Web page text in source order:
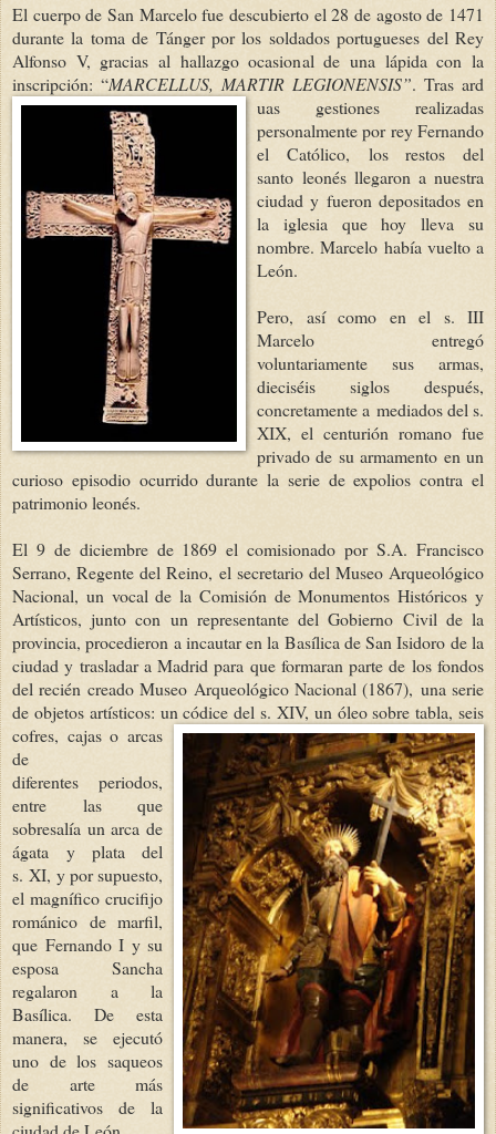
El cuerpo de San Marcelo fue descubierto el 28 de agosto de 1471
durante la toma de Tánger por los soldados portugueses del Rey
Alfonso V, gracias al hallazgo ocasional de una lápida con la
inscripción: “MARCELLUS, MARTIR LEGIONENSIS”. Tras ard
uas gestiones realizadas
personalmente por rey Fernando
el Católico, los restos del
santo leonés llegaron a nuestra
ciudad y fueron depositados en
la iglesia que hoy lleva su
nombre. Marcelo había vuelto a
León.
Pero, así como en el s. III
Marcelo entregó
voluntariamente sus armas,
dieciséis siglos después,
concretamente a mediados del s.
XIX, el centurión romano fue
privado de su armamento en un
curioso episodio ocurrido durante la serie de expolios contra el
patrimonio leonés.
El 9 de diciembre de 1869 el comisionado por S.A. Francisco
Serrano, Regente del Reino, el secretario del Museo Arqueológico
Nacional, un vocal de la Comisión de Monumentos Históricos y
Artísticos, junto con un representante del Gobierno Civil de la
provincia, procedieron a incautar en la Basílica de San Isidoro de la
ciudad y trasladar a Madrid para que formaran parte de los fondos
del recién creado Museo Arqueológico Nacional (1867), una serie
de objetos artísticos: un códice del s. XIV, un óleo sobre tabla, seis
cofres, cajas o arcas
de
diferentes periodos,
entre las que
sobresalía un arca de
ágata y plata del
s. XI, y por supuesto,
el magnífico crucifijo
románico de marfil,
que Fernando I y su
esposa Sancha
regalaron a la
Basílica. De esta
manera, se ejecutó
uno de los saqueos
de arte más
significativos de la